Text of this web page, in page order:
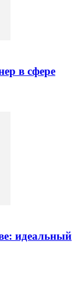
в сфере
идеальный